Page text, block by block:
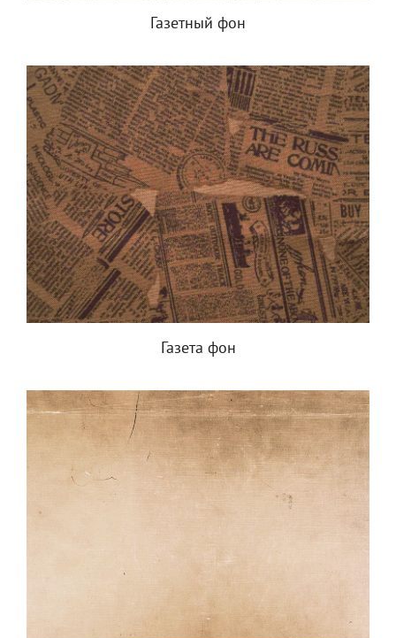
Газетный фон
Газета фон